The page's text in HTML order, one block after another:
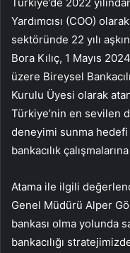
Yardımcısı (COO)
sektöründe 22 yılı
Bora Kılıç, 1 Mayıs
üzere Bireysel
Kurulu Üyesi olarak
Türkiye’nin en sevilen
deneyimi sunma
bankacılık
Atama ile ilgili
Genel Müdürü Alper
bankası olma yolunda
bankacılığı